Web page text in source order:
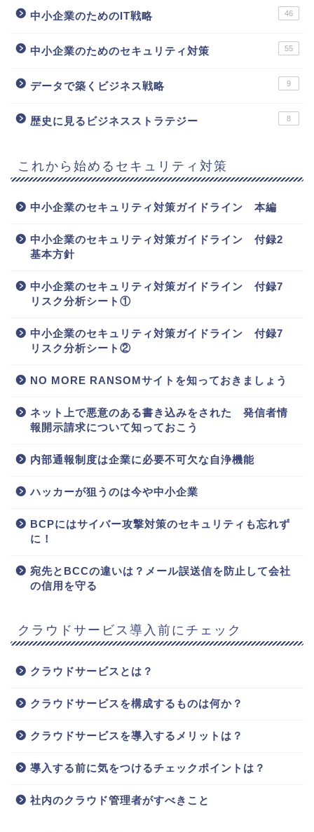
中小企業のためのIT戦略 46
中小企業のためのセキュリティ対策 55
データで築くビジネス戦略 9
歴史に見るビジネスストラテジー 8
これから始めるセキュリティ対策
中小企業のセキュリティ対策ガイドライン 本編
中小企業のセキュリティ対策ガイドライン 付録2
基本方針
中小企業のセキュリティ対策ガイドライン 付録7
リスク分析シート①
中小企業のセキュリティ対策ガイドライン 付録7
リスク分析シート②
NO MORE RANSOMサイトを知っておきましょう
ネット上で悪意のある書き込みをされた 発信者情
報開示請求について知っておこう
内部通報制度は企業に必要不可欠な自浄機能
ハッカーが狙うのは今や中小企業
BCPにはサイバー攻撃対策のセキュリティも忘れず
に！
宛先とBCCの違いは？メール誤送信を防止して会社
の信用を守る
クラウドサービス導入前にチェック
クラウドサービスとは？
クラウドサービスを構成するものは何か？
クラウドサービスを導入するメリットは？
導入する前に気をつけるチェックポイントは？
社内のクラウド管理者がすべきこと